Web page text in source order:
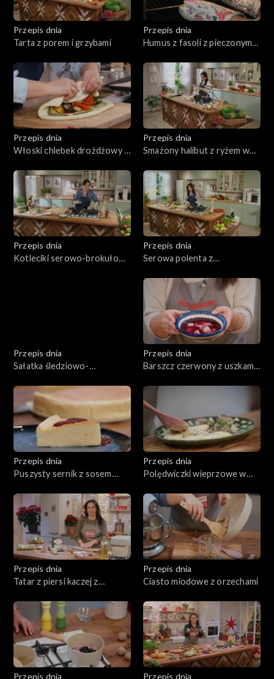
Przepis dnia
Tarta z porem i grzybami
Przepis dnia
Humus z fasoli z pieczonym
Przepis dnia
Włoski chlebek drożdżowy z
warzywami
Przepis dnia
Smażony halibut z ryżem w
Przepis dnia
Kotleciki serowo-brokułowe
Przepis dnia
Serowa polenta z
Przepis dnia
Sałatka śledziowo-
Przepis dnia
Barszcz czerwony z uszkami
Przepis dnia
Puszysty sernik z sosem
Przepis dnia
Polędwiczki wieprzowe w
kopytkami
Przepis dnia
Tatar z piersi kaczej z
Przepis dnia
Ciasto miodowe z orzechami
Przepis dnia
Przepis dnia